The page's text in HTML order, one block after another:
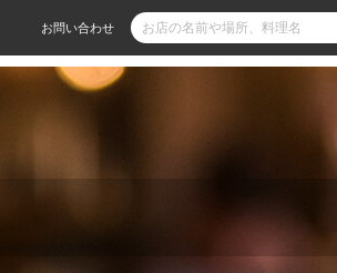
お問い合わせ